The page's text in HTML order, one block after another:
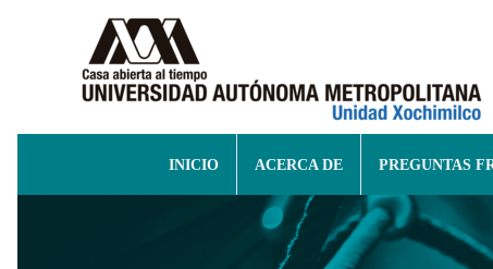
INICIO ACERCA DE PREGUNTAS